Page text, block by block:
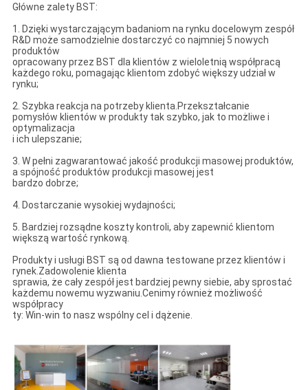
Główne zalety BST:
1. Dzięki wystarczającym badaniom na rynku docelowym zespół
R&D może samodzielnie dostarczyć co najmniej 5 nowych
produktów
opracowany przez BST dla klientów z wieloletnią współpracą
każdego roku, pomagając klientom zdobyć większy udział w
rynku;
2. Szybka reakcja na potrzeby klienta.Przekształcanie
pomysłów klientów w produkty tak szybko, jak to możliwe i
optymalizacja
i ich ulepszanie;
3. W pełni zagwarantować jakość produkcji masowej produktów,
a spójność produktów produkcji masowej jest
bardzo dobrze;
4. Dostarczanie wysokiej wydajności;
5. Bardziej rozsądne koszty kontroli, aby zapewnić klientom
większą wartość rynkową.
Produkty i usługi BST są od dawna testowane przez klientów i
rynek.Zadowolenie klienta
sprawia, że ​​cały zespół jest bardziej pewny siebie, aby sprostać
każdemu nowemu wyzwaniu.Cenimy również możliwość
współpracy
ty: Win-win to nasz wspólny cel i dążenie.